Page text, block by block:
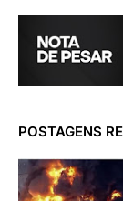
POSTAGENS